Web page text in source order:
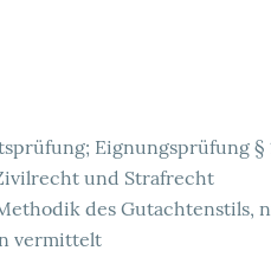
Eignungsprüfung §
und Strafrecht
des Gutachtenstils,
vermittelt